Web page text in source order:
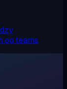
og teams